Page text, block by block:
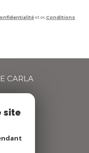
et esConditions
CARLA
site